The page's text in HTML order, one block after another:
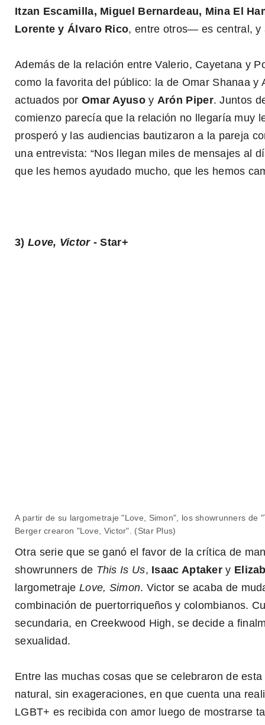
0
seconds
of
minute,
Itzan Escamilla, Miguel Bernardeau, Mina El
Lorente y Álvaro Rico, entre otros— es central, y
Además de la relación entre Valerio, Cayetana y
como la favorita del público: la de Omar Shanaa y
actuados por Omar Ayusoy Arón Piper. Juntos
comienzo parecía que la relación no llegaría muy
prosperó y las audiencias bautizaron a la pareja
una entrevista: “Nos llegan miles de mensajes al
que les hemos ayudado mucho, que les hemos
3) Love, Victor- Star+
Love, Victor
A partir de su largometraje "Love, Simon", los showrunners de
Berger crearon "Love, Victor". (Star Plus)
Otra serie que se ganó el favor de la crítica de
showrunners de This Is Us, Isaac Aptaker y
largometraje Love, Simon. Victor se acaba de
combinación de puertorriqueños y colombianos.
secundaria, en Creekwood High, se decide a
sexualidad.
Entre las muchas cosas que se celebraron de
natural, sin exageraciones, en que cuenta una
LGBT+ es recibida con amor luego de mostrarse